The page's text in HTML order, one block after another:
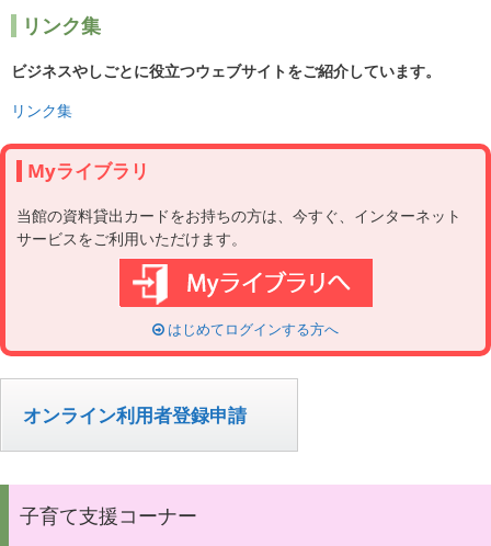
リンク集
ビジネスやしごとに役立つウェブサイトをご紹介しています。
リンク集
Myライブラリ
当館の資料貸出カードをお持ちの方は、今すぐ、インターネット
サービスをご利用いただけます。
はじめてログインする方へ
オンライン利用者登録申請
子育て支援コーナー